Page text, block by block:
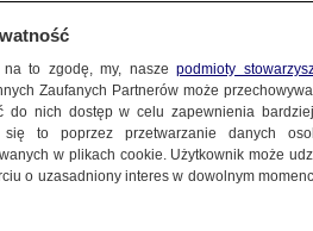
na to zgodę, my, naszepodmioty
Zaufanych Partnerów może
do nich dostęp w celu zapewnienia
się to poprzez przetwarzanie danych
w plikach cookie. Użytkownik może
o uzasadniony interes w dowolnym